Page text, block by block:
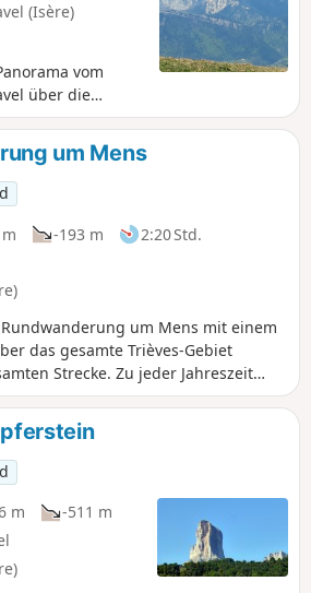
(Isère)
vom
über die
um Mens
-193 m
2:20 Std.
um Mens mit einem
das gesamte Trièves-Gebiet
Strecke. Zu jeder Jahreszeit
der Wanderung können Sie die
Mens genießen.
m
-511 m